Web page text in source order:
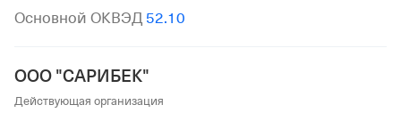
Основной ОКВЭД 52.10
ООО "САРИБЕК"
Действующая организация